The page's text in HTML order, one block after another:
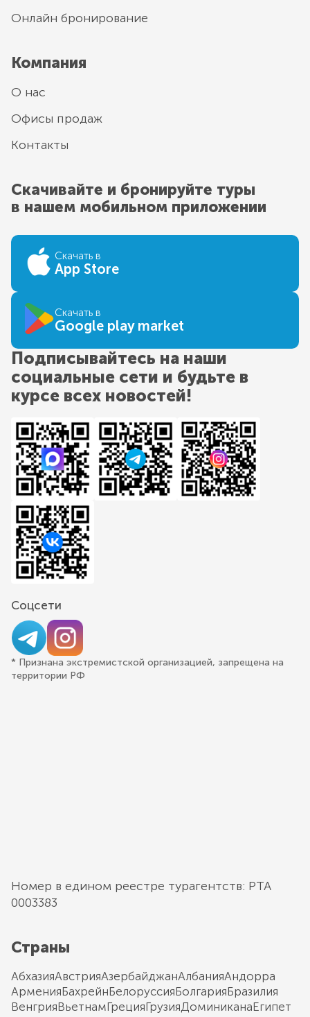
Онлайн бронирование
Компания
О нас
Офисы продаж
Контакты
Скачивайте и бронируйте туры
в нашем мобильном приложении
Скачать в
App Store
Скачать в
Google play market
Подписывайтесь на наши
социальные сети и будьте в
курсе всех новостей!
Соцсети
* Признана экстремистской организацией, запрещена на
территории РФ
Номер в едином реестре турагентств: РТА
0003383
Страны
АбхазияАвстрияАзербайджанАлбанияАндорра
АрменияБахрейнБелоруссияБолгарияБразилия
ВенгрияВьетнамГрецияГрузияДоминиканаЕгипет